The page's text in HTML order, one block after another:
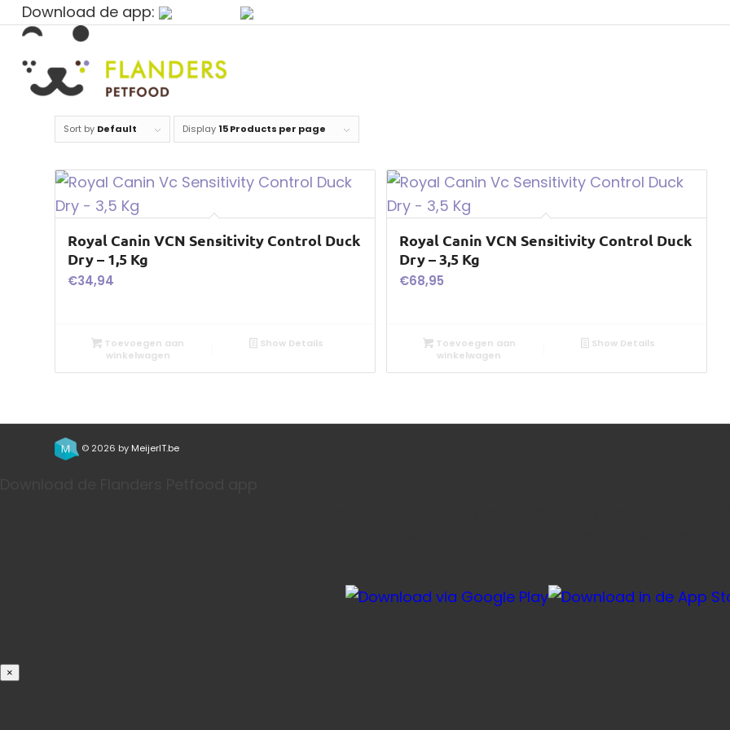
Download de app:
Sort by Default Display 15 Products per page
Royal Canin VCN Sensitivity Control Duck
Dry – 1,5 Kg
€34,94
Toevoegen aan
winkelwagen
Show Details
Royal Canin VCN Sensitivity Control Duck
Dry – 3,5 Kg
€68,95
Toevoegen aan
winkelwagen
Show Details
© 2026 by MeijerIT.be
×